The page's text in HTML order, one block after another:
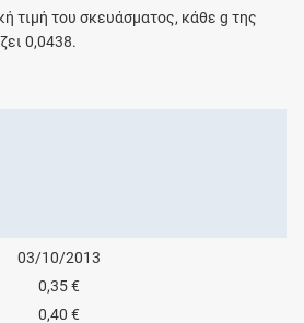
τιμή του σκευάσματος, κάθεg της
0,0438.
03/10/2013
0,35 €
0,40 €